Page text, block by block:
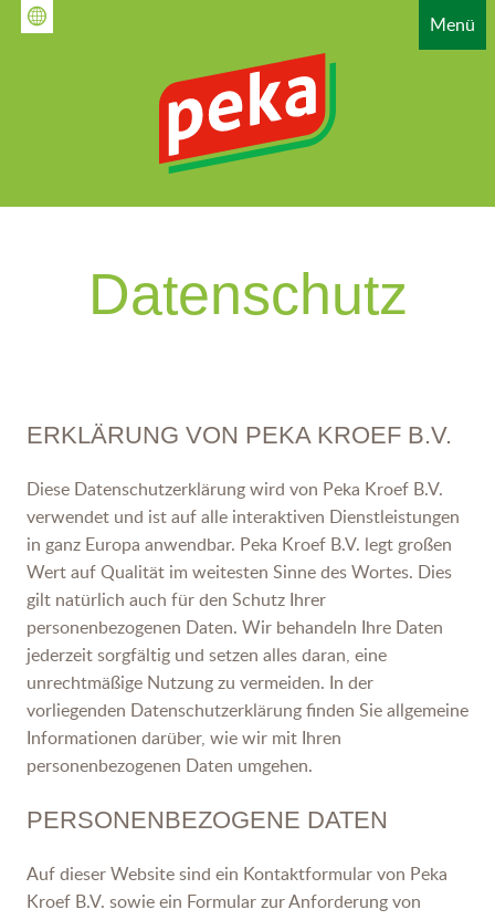
Direkt
zum
Menü
HAUPTNAVIGATION
Datenschutz
ERKLÄRUNG VON PEKA KROEF B.V.
Diese Datenschutzerklärung wird von Peka Kroef B.V.
verwendet und ist auf alle interaktiven Dienstleistungen
in ganz Europa anwendbar. Peka Kroef B.V. legt großen
Wert auf Qualität im weitesten Sinne des Wortes. Dies
gilt natürlich auch für den Schutz Ihrer
personenbezogenen Daten. Wir behandeln Ihre Daten
jederzeit sorgfältig und setzen alles daran, eine
unrechtmäßige Nutzung zu vermeiden. In der
vorliegenden Datenschutzerklärung finden Sie allgemeine
Informationen darüber, wie wir mit Ihren
personenbezogenen Daten umgehen.
PERSONENBEZOGENE DATEN
Auf dieser Website sind ein Kontaktformular von Peka
Kroef B.V. sowie ein Formular zur Anforderung von